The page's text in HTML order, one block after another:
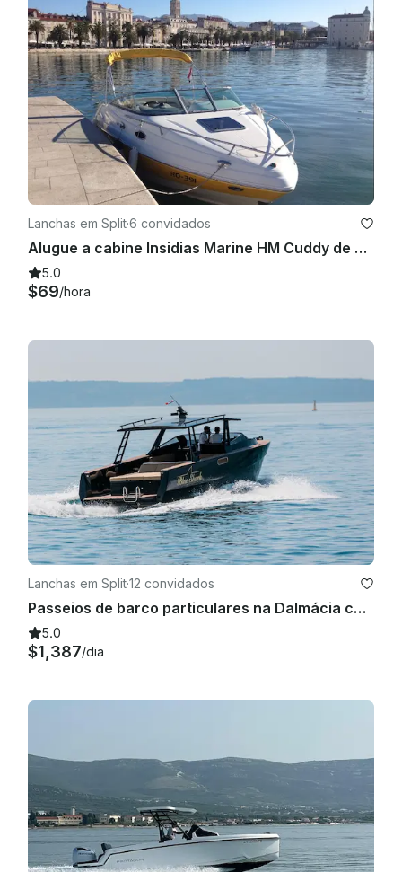
Lanchas em Split·6 convidados
Alugue a cabine Insidias Marine HM Cuddy de 22 pés em Split, Croácia
5.0
$69/hora
Lanchas em Split·12 convidados
Passeios de barco particulares na Dalmácia com lancha Colnago 35
5.0
$1,387/dia